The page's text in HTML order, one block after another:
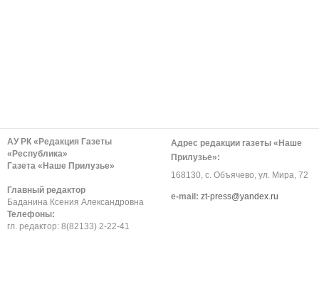
АУ РК «Редакция Газеты
«Республика»
Газета «Наше Прилузье»
Главный редактор
Баданина Ксения Александровна
Телефоны:
гл. редактор: 8(82133) 2-22-41
Адрес редакции газеты «Наше
Прилузье»:
168130, с. Объячево, ул. Мира, 72
е-mail: zt-press@yandex.ru